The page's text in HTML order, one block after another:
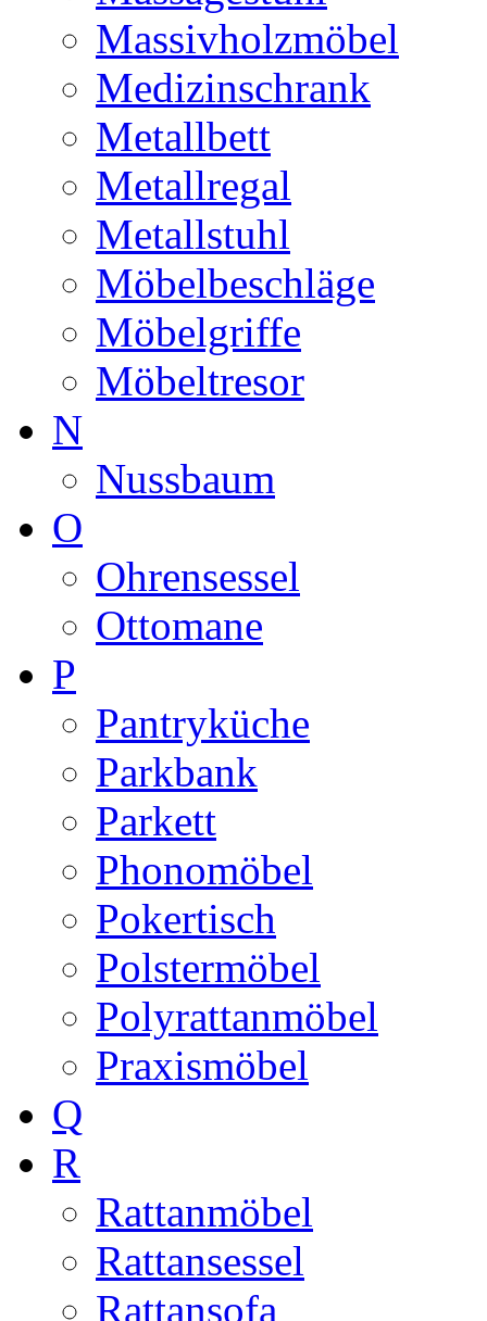
Massivholzmöbel
Medizinschrank
Metallbett
Metallregal
Metallstuhl
Möbelbeschläge
Möbelgriffe
Möbeltresor
N
Nussbaum
O
Ohrensessel
Ottomane
P
Pantryküche
Parkbank
Parkett
Phonomöbel
Pokertisch
Polstermöbel
Polyrattanmöbel
Praxismöbel
Q
R
Rattanmöbel
Rattansessel
Rattansofa